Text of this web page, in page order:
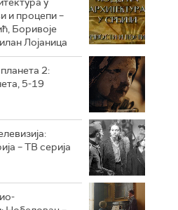
РТС ТРЕЗОР
РТС МУЗИКА
РТС ПОЛЕТАРАЦ
и процепи –
Боривоје
Лојаница
2:
5-19
– ТВ серија